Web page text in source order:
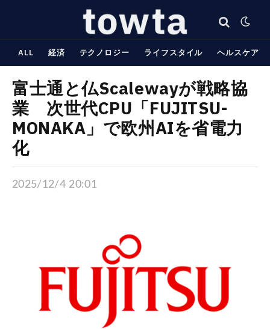
ALL 経済 テクノロジー ライフスタイル ヘルスケア
富士通と仏Scalewayが戦略協
業 次世代CPU「FUJITSU-
MONAKA」で欧州AIを省電力
化
2025/12/4 20:01